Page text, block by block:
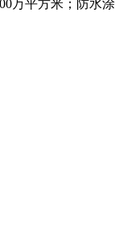
万平方米；防水